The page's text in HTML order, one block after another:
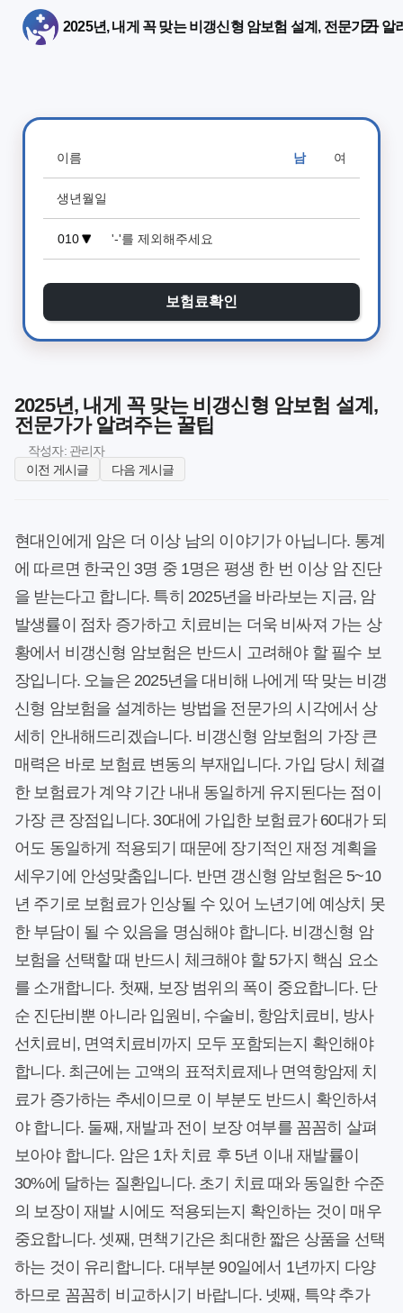
2025년, 내게 꼭 맞는 비갱신형 암보험 설계, 전문가가 알
남 여
보험료확인
2025년, 내게 꼭 맞는 비갱신형 암보험 설계,
전문가가 알려주는 꿀팁
작성자: 관리자
이전 게시글
다음 게시글
현대인에게 암은 더 이상 남의 이야기가 아닙니다. 통계
에 따르면 한국인 3명 중 1명은 평생 한 번 이상 암 진단
을 받는다고 합니다. 특히 2025년을 바라보는 지금, 암
발생률이 점차 증가하고 치료비는 더욱 비싸져 가는 상
황에서 비갱신형 암보험은 반드시 고려해야 할 필수 보
장입니다. 오늘은 2025년을 대비해 나에게 딱 맞는 비갱
신형 암보험을 설계하는 방법을 전문가의 시각에서 상
세히 안내해드리겠습니다. 비갱신형 암보험의 가장 큰
매력은 바로 보험료 변동의 부재입니다. 가입 당시 체결
한 보험료가 계약 기간 내내 동일하게 유지된다는 점이
가장 큰 장점입니다. 30대에 가입한 보험료가 60대가 되
어도 동일하게 적용되기 때문에 장기적인 재정 계획을
세우기에 안성맞춤입니다. 반면 갱신형 암보험은 5~10
년 주기로 보험료가 인상될 수 있어 노년기에 예상치 못
한 부담이 될 수 있음을 명심해야 합니다. 비갱신형 암
보험을 선택할 때 반드시 체크해야 할 5가지 핵심 요소
를 소개합니다. 첫째, 보장 범위의 폭이 중요합니다. 단
순 진단비뿐 아니라 입원비, 수술비, 항암치료비, 방사
선치료비, 면역치료비까지 모두 포함되는지 확인해야
합니다. 최근에는 고액의 표적치료제나 면역항암제 치
료가 증가하는 추세이므로 이 부분도 반드시 확인하셔
야 합니다. 둘째, 재발과 전이 보장 여부를 꼼꼼히 살펴
보아야 합니다. 암은 1차 치료 후 5년 이내 재발률이
30%에 달하는 질환입니다. 초기 치료 때와 동일한 수준
의 보장이 재발 시에도 적용되는지 확인하는 것이 매우
중요합니다. 셋째, 면책기간은 최대한 짧은 상품을 선택
하는 것이 유리합니다. 대부분 90일에서 1년까지 다양
하므로 꼼꼼히 비교하시기 바랍니다. 넷째, 특약 추가